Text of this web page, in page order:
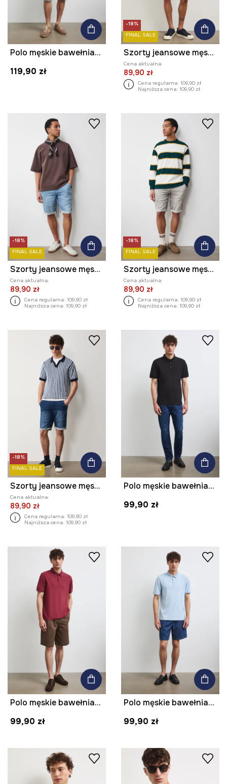
Polo męskie bawełniane z elastanem
119,90 zł
-18%
FINAL SALE
Szorty jeansowe męskie z efektem sprania kolor czarny
Cena aktualna:
89,90 zł
Cena regularna: 109,90 zł
Najniższa cena: 109,90 zł
-18%
FINAL SALE
Szorty jeansowe męskie z efektem sprania kolor niebieski
Cena aktualna:
89,90 zł
Cena regularna: 109,90 zł
Najniższa cena: 109,90 zł
-18%
FINAL SALE
Szorty jeansowe męskie z efektem sprania kolor szary
Cena aktualna:
89,90 zł
Cena regularna: 109,90 zł
Najniższa cena: 109,90 zł
-18%
FINAL SALE
Szorty jeansowe męskie z efektem sprania kolor niebieski
Cena aktualna:
89,90 zł
Cena regularna: 109,90 zł
Najniższa cena: 109,90 zł
Polo męskie bawełniane z elastanem gładkie
99,90 zł
Polo męskie bawełniane z elastanem gładkie
99,90 zł
Polo męskie bawełniane z elastanem gładkie
99,90 zł